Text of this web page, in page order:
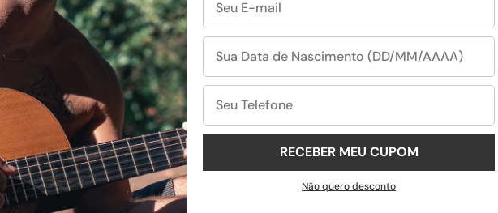
primas
aos
RECEBER MEU CUPOM
Não quero desconto